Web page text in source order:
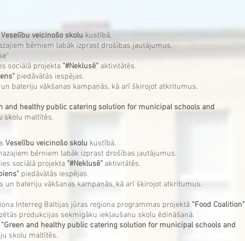
Veselību veicinošo skolu kustībā.
bērniem labāk izprast drošības jautājumus.
sociālā projekta "#Neklusē" aktivitātēs.
piedāvātās iespējas.
bateriju vākšanas kampaņās, kā arī šķirojot atkritumus.
and healthy public catering solution for municipal schools and
skolu maltītēs.
Veselību veicinošo skolu kustībā.
bērniem labāk izprast drošības jautājumus.
sociālā projekta "#Neklusē" aktivitātēs.
piedāvātās iespējas.
un bateriju vākšanas kampaņās, kā arī šķirojot atkritumus.
Interreg Baltijas jūras reģiona programmas projektā “Food Coalition”
produkcijas sekmīgāku iekļaušanu skolu ēdināšanā.
“Green and healthy public catering solution for municipal schools and
skolu maltītēs.